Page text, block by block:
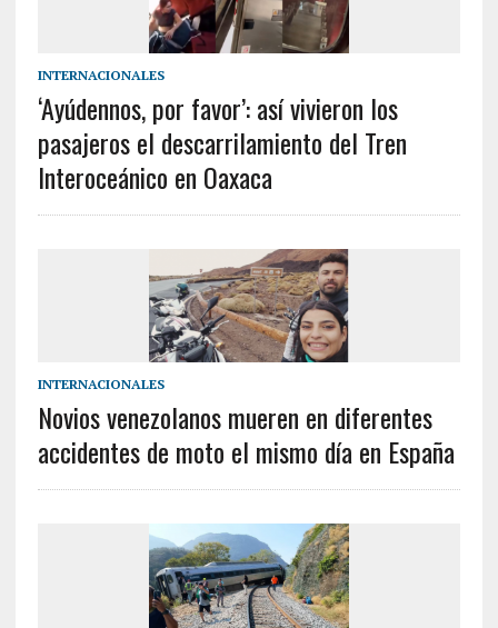
INTERNACIONALES
‘Ayúdennos, por favor’: así vivieron los
pasajeros el descarrilamiento del Tren
Interoceánico en Oaxaca
INTERNACIONALES
Novios venezolanos mueren en diferentes
accidentes de moto el mismo día en España